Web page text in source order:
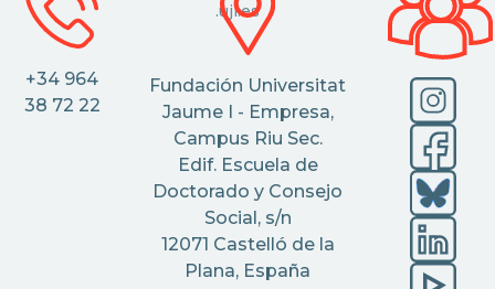
.uji.es
+34 964
38 72 22
Fundación Universitat
Jaume I - Empresa,
Campus Riu Sec.
Edif. Escuela de
Doctorado y Consejo
Social, s/n
12071 Castelló de la
Plana, España